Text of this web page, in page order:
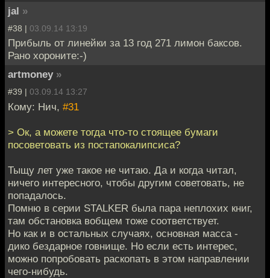
jal »
#38 | 03.09.14 13:19
Прибыль от линейки за 13 год 271 лимон баксов.
Рано хороните:-)
artmoney »
#39 | 03.09.14 13:27
Кому: Нич, #31
> Ок, а можете тогда что-то стоящее бумаги
посоветовать из постапокалипсиса?
Тыщу лет уже такое не читаю. Да и когда читал,
ничего интересного, чтобы другим советовать, не
попадалось.
Помню в серии STALKER была пара неплохих книг,
там обстановка вобщем тоже соответствует.
Но как и в остальных случаях, основная масса -
дико бездарное говнище. Но если есть интерес,
можно попробовать раскопать в этом направлении
чего-нибудь.